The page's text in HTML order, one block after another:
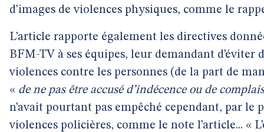
d’images de violences physiques, comme le
L’article rapporte également les directives
BFM-TV à ses équipes, leur demandant d’éviter
violences contre les personnes (de la part de
« de ne pas être accusé d’indécence ou de
n’avait pourtant pas empêché cependant, par le
violences policières, comme le note l’article... «